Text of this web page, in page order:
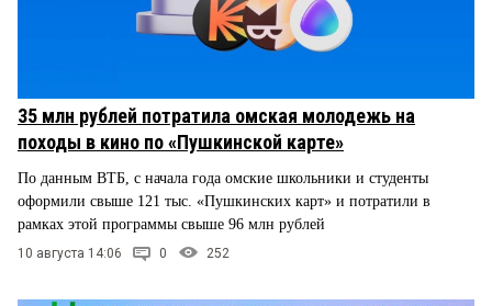
35 млн рублей потратила омская молодежь на
походы в кино по «Пушкинской карте»
По данным ВТБ, с начала года омские школьники и студенты
оформили свыше 121 тыс. «Пушкинских карт» и потратили в
рамках этой программы свыше 96 млн рублей
10 августа 14:06 0 252